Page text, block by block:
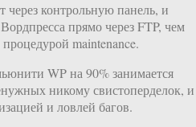
контрольную панель, и
прямо через FTP, чем
maintenance.
WP на 90% занимается
никому свистоперделок, и
и ловлей багов.